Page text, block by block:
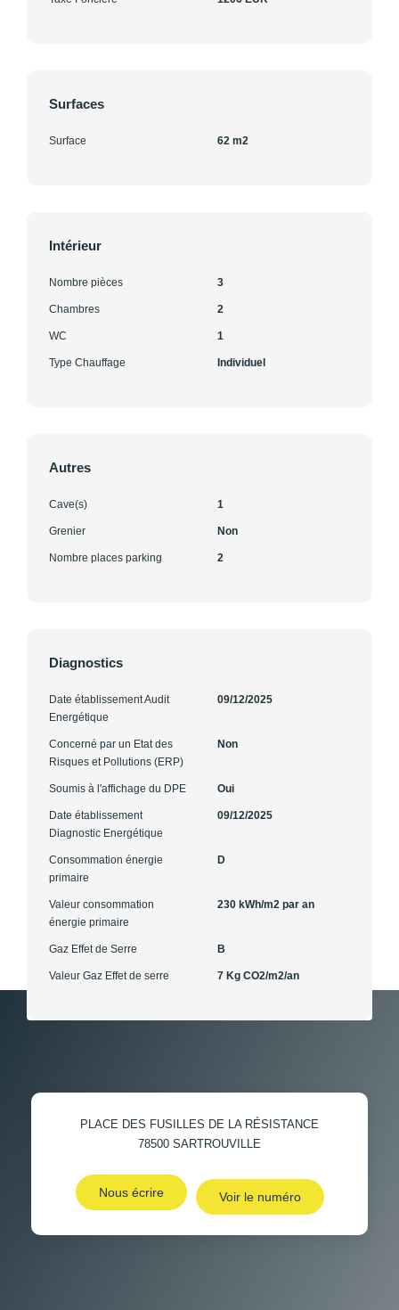
Surfaces
Surface 62 m2
Intérieur
Nombre pièces 3
Chambres 2
WC 1
Type Chauffage Individuel
Autres
Cave(s) 1
Grenier Non
Nombre places parking 2
Diagnostics
Date établissement Audit
Energétique
09/12/2025
Concerné par un Etat des
Risques et Pollutions (ERP)
Non
Soumis à l'affichage du DPE Oui
Date établissement
Diagnostic Energétique
09/12/2025
Consommation énergie
primaire
D
Valeur consommation
énergie primaire
230 kWh/m2 par an
Gaz Effet de Serre B
Valeur Gaz Effet de serre 7 Kg CO2/m2/an
PLACE DES FUSILLES DE LA RÉSISTANCE
78500 SARTROUVILLE
Nous écrire Voir le numéro